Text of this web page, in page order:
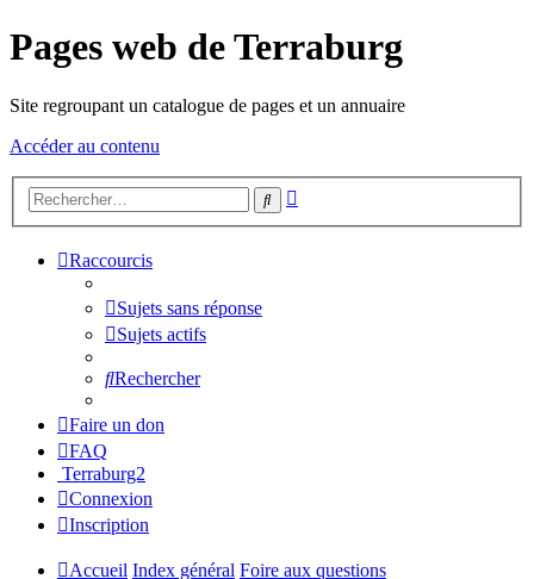
Pages web de Terraburg
Site regroupant un catalogue de pages et un annuaire
Accéder au contenu
Rechercher
Raccourcis
Sujets sans réponse
Sujets actifs
Rechercher
Faire un don
FAQ
Terraburg2
Connexion
Inscription
Accueil Index général Foire aux questions